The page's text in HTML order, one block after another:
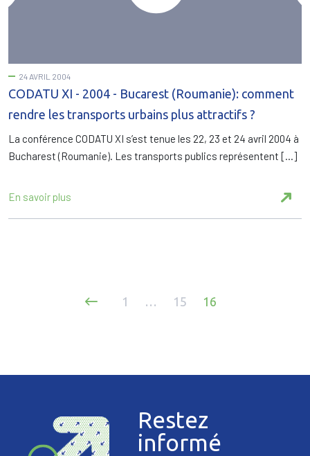
24 AVRIL 2004
CODATU XI - 2004 - Bucarest (Roumanie): comment
rendre les transports urbains plus attractifs ?
La conférence CODATU XI s’est tenue les 22, 23 et 24 avril 2004 à
Bucharest (Roumanie). Les transports publics représentent […]
En savoir plus
Pagination
1 … 15 16
Restez
informé